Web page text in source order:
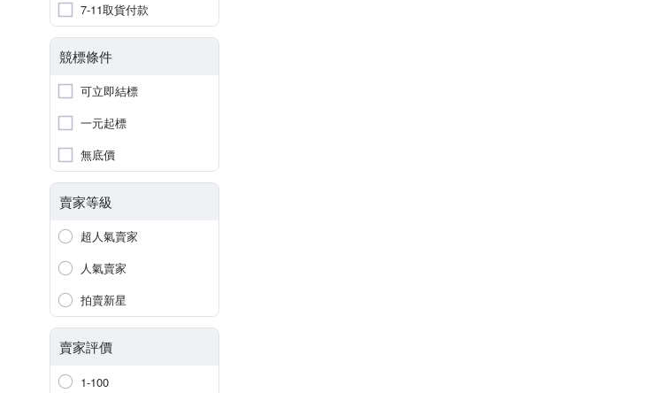
7-11取貨付款
競標條件
可立即結標
一元起標
無底價
賣家等級
超人氣賣家
人氣賣家
拍賣新星
賣家評價
1-100